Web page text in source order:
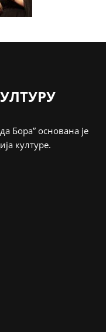
Бора” основана је
културе.